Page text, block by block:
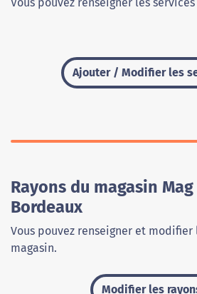
Ajouter / Modifier les
Rayons du magasin Mag
Bordeaux
Vous pouvez renseigner et modifier
magasin.
Modifier les